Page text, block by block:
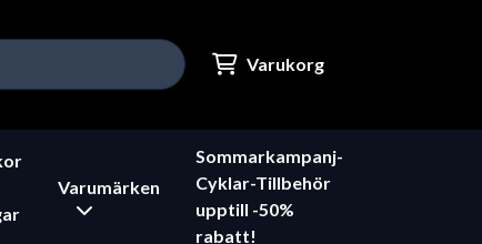
Varukorg
Varumärken
Sommarkampanj-
Cyklar-Tillbehör
upptill -50%
rabatt!